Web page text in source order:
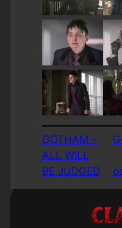
GOTHAM –
ALL WILL
BE JUDGED